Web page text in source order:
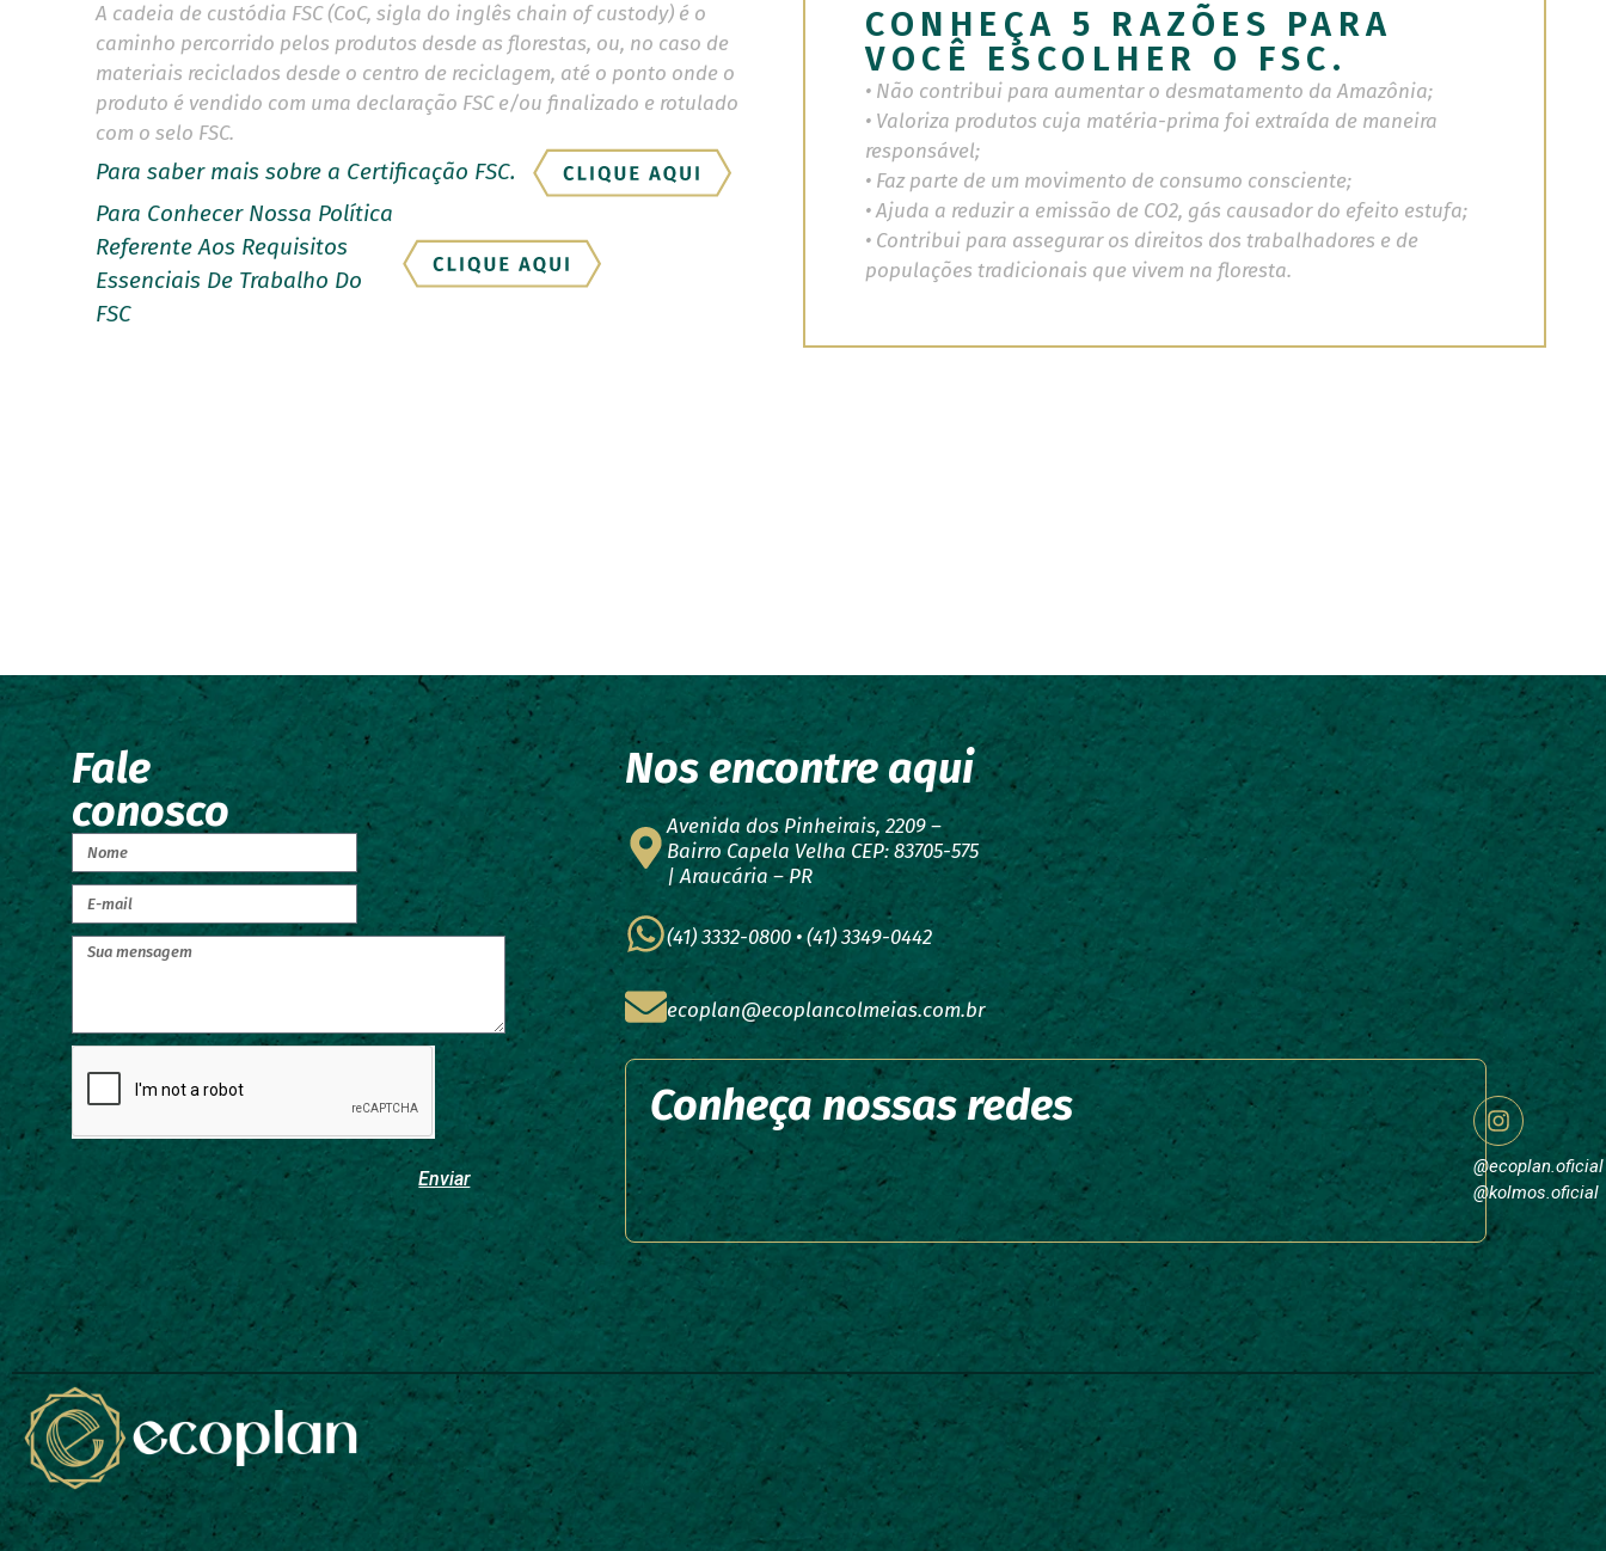
A cadeia de custódia FSC (CoC, sigla do inglês chain of custody) é o
caminho percorrido pelos produtos desde as florestas, ou, no caso de
materiais reciclados desde o centro de reciclagem, até o ponto onde o
produto é vendido com uma declaração FSC e/ou finalizado e rotulado
com o selo FSC.
Para saber mais sobre a Certificação FSC.
Para Conhecer Nossa Política
Referente Aos Requisitos
Essenciais De Trabalho Do
FSC
CONHEÇA 5 RAZÕES PARA
VOCÊ ESCOLHER O FSC.
• Não contribui para aumentar o desmatamento da Amazônia;
• Valoriza produtos cuja matéria-prima foi extraída de maneira
responsável;
• Faz parte de um movimento de consumo consciente;
• Ajuda a reduzir a emissão de CO2, gás causador do efeito estufa;
• Contribui para assegurar os direitos dos trabalhadores e de
populações tradicionais que vivem na floresta.
Fale
conosco
Enviar
Nos encontre aqui
Avenida dos Pinheirais, 2209 –
Bairro Capela Velha CEP: 83705-575
| Araucária – PR
(41) 3332-0800 • (41) 3349-0442
ecoplan@ecoplancolmeias.com.br
Conheça nossas redes
@ecoplan.oficial
@kolmos.oficial